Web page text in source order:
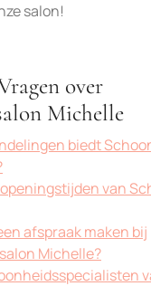
salon!
over
Michelle
biedt
openingstijden van
afspraak maken bij
Michelle?